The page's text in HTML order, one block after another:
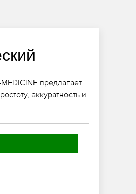
предлагает
аккуратность и